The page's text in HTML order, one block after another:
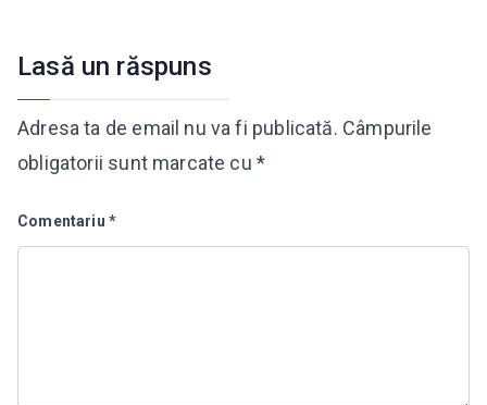
Lasă un răspuns
Adresa ta de email nu va fi publicată. Câmpurile
obligatorii sunt marcate cu*
Comentariu *